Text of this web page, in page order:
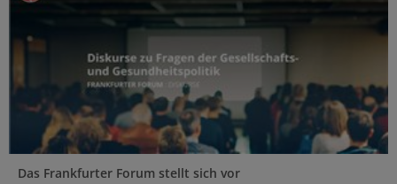
Das Frankfurter Forum stellt sich vor